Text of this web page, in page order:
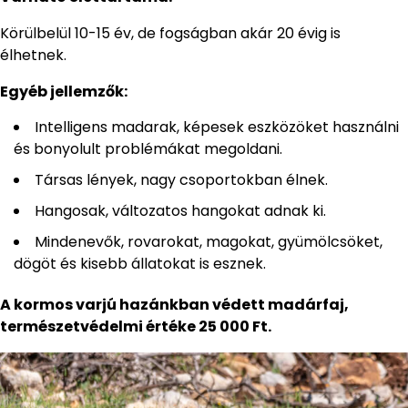
Körülbelül 10-15 év, de fogságban akár 20 évig is
élhetnek.
Egyéb jellemzők:
Intelligens madarak, képesek eszközöket használni
és bonyolult problémákat megoldani.
Társas lények, nagy csoportokban élnek.
Hangosak, változatos hangokat adnak ki.
Mindenevők, rovarokat, magokat, gyümölcsöket,
dögöt és kisebb állatokat is esznek.
A kormos varjú hazánkban védett madárfaj,
természetvédelmi értéke 25 000 Ft.